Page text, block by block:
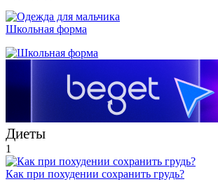
Школьная форма
Диеты
1
Как при похудении сохранить грудь?